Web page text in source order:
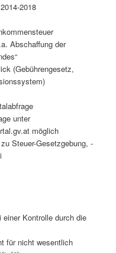
2018
Abschaffung der
(Gebührengesetz,
unter
möglich
Steuer-Gesetzgebung, -
Kontrolle durch die
für nicht wesentlich